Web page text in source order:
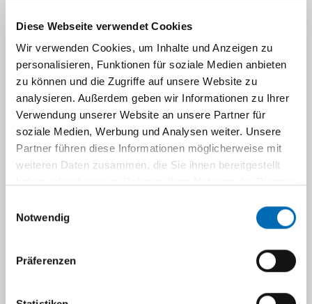
Diese Webseite verwendet Cookies
Wir verwenden Cookies, um Inhalte und Anzeigen zu
personalisieren, Funktionen für soziale Medien anbieten
zu können und die Zugriffe auf unsere Website zu
analysieren. Außerdem geben wir Informationen zu Ihrer
Verwendung unserer Website an unsere Partner für
soziale Medien, Werbung und Analysen weiter. Unsere
Partner führen diese Informationen möglicherweise mit
weiteren Daten zusammen, die Sie ihnen bereitgestellt
Notwendig
Präferenzen
2008
Priv.-Doz. Dr. med. Beiderlinden, Martin
Künstliche Atemwege beim kritisch kranken
Patienten.
2007
Priv.-Doz. Dr. med. Stevens, Markus
Regionalanästhesie.
Neuropathischer Schmerz: Klinische und